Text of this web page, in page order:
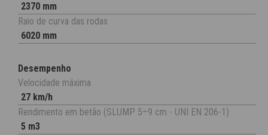
2370 mm
Raio de curva das rodas
6020 mm
Desempenho
Velocidade máxima
27 km/h
Rendimento em betão (SLUMP 5÷9 cm - UNI EN 206-1)
5 m3